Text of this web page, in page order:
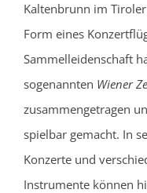
Kaltenbrunn im
Form eines
Sammelleidenschaft
sogenannten Wiener
zusammengetragen
spielbar gemacht. In
Konzerte und
Instrumente können